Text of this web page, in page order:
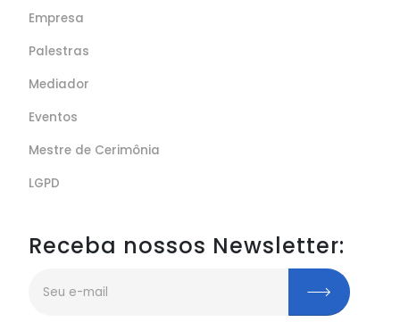
Empresa
Palestras
Mediador
Eventos
Mestre de Cerimônia
LGPD
Receba nossos Newsletter: